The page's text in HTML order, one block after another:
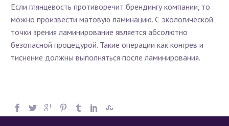
Если глянцевость противоречит брендингу компании, то
можно произвести матовую ламинацию. С экологической
точки зрения ламинирование является абсолютно
безопасной процедурой. Такие операции как конгрев и
тиснение должны выполняться после ламинирования.